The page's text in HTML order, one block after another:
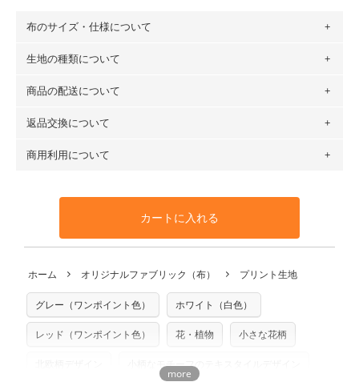
布のサイズ・仕様について
布の長さは50cm単位での販売になります。
場合 → 購入数量「7」
※カットを希望の方は備考欄に「50cmずつカット希望」など
ご記載ください（50cm単位でのカットのみ）
プリント布の仕様について もっと詳しく見る
生地の種類について
・現在、すべてのデザインのプリントに使用している生地は
ットン（ダブルガーゼ）・100％コットン（ローン）・コッ
トンリネン（ビエラ織）・100％コットン（ツイル）・
100％コットン（キャンバス・11号帆布）です。
生地見本サンプル（無料）を購入する
商品の配送について
・ネコポスでの配送は、布は2mまで型紙は2個までとなりま
も送料の表示が600円となり宅急便での配送となります。
となります。
※万が一、検品時に不備が見つかった場合は、4～5営業日後
※土日祝は営業日に含まれません。
※配送日のご指定は承れません。出来上がり次第、順次発送
返品交換について
・布はご注文後に注文数量のみをプリントするため、
購入後
や用尺をお間違えのないようお願いします。思っていた色味
と違う、などの理由での返品は承れません。予めご了承くだ
商用利用について
利用いただけます。「nunocoto fabric使用」といった記載
も不要です。（製品化した際に起こる全ての問題、クレーム
いませんのでご了承ください）
※有料型紙（ホームソーイング型紙シリーズ）および柄がえ
らべるキットに付属された型紙は商用利用できませんのでご
注意ください。型紙自体の転用・販売および型紙を使用して
商用利用についての詳細はこちら
カートに入れる
ホーム オリジナルファブリック（布） プリント生地
グレー（ワンポイント色） ホワイト（白色）
レッド（ワンポイント色） 花・植物 小さな花柄
小柄なモチーフのテキスタイルデザイン